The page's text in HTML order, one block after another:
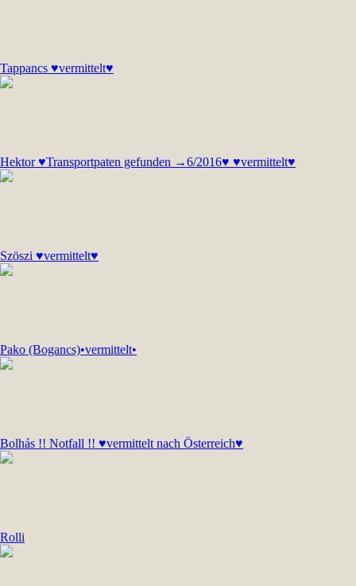
Tappancs ♥vermittelt♥
Hektor ♥Transportpaten gefunden →6/2016♥ ♥vermittelt♥
Szöszi ♥vermittelt♥
Pako (Bogancs)•vermittelt•
Bolhás !! Notfall !! ♥vermittelt nach Österreich♥
Rolli